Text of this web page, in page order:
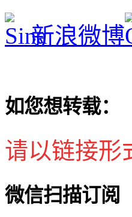
新浪微博
如您想转载：
请以链接形
微信扫描订阅